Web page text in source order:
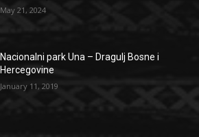
May 21, 2024
Nacionalni park Una – Dragulj Bosne i
Hercegovine
January 11, 2019